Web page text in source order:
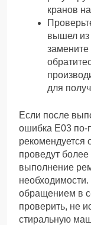
кранов
вышел из
замените
для
Если после
ошибка Е03 по-
рекомендуется
проведут более
выполнение
обращением в
проверить, не
стиральную